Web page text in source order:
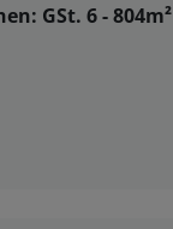
GSt. 6 - 804m²